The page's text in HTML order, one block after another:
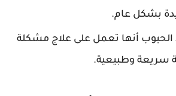
بشكل عام.
الحبوب أنها تعمل على علاج مشكلة
سريعة وطبيعية.